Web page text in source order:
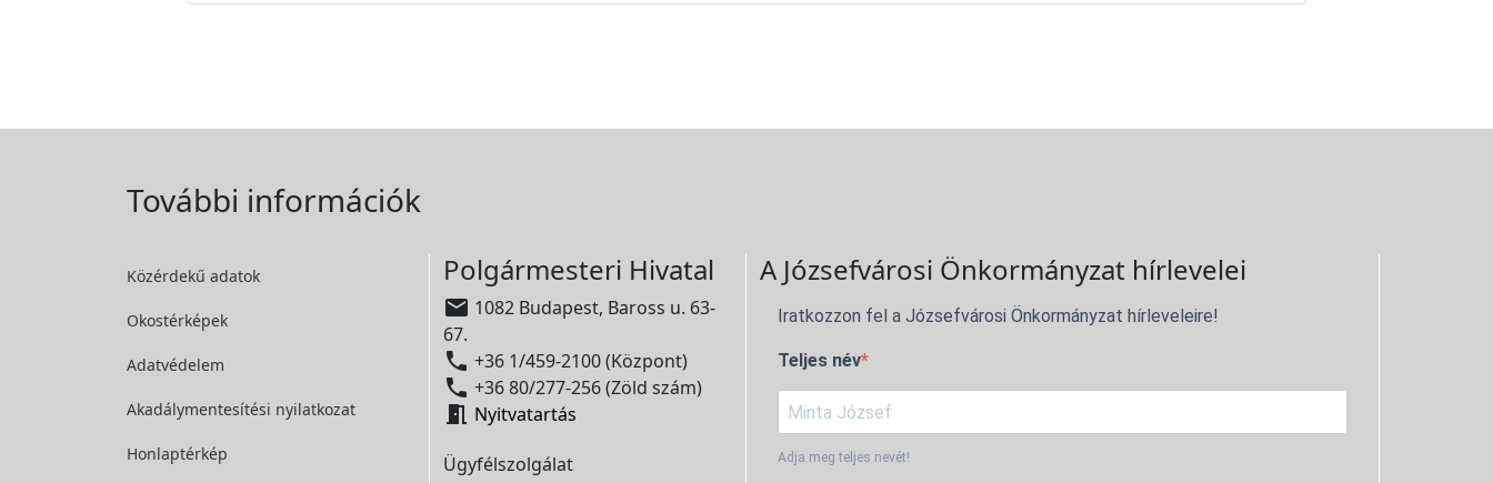
További információk
Közérdekű adatok
Okostérképek
Adatvédelem
Akadálymentesítési nyilatkozat
Honlaptérkép
Polgármesteri Hivatal
 1082 Budapest, Baross u. 63-
67.
 +36 1/459-2100 (Központ)
 +36 80/277-256 (Zöld szám)
 Nyitvatartás
Ügyfélszolgálat
A Józsefvárosi Önkormányzat hírlevelei
Iratkozzon fel a Józsefvárosi Önkormányzat hírleveleire!
Teljes név
Adja meg teljes nevét!